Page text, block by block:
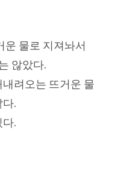
운 물로 지져놔서
않았다.
려오는 뜨거운 물
.
.